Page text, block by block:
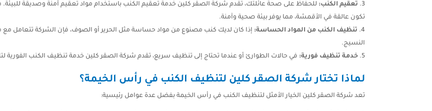
تعقيم الكنب: للحفاظ على صحة عائلتك، تقدم شركة الصقر كلين خدمة تعقيم الكنب باستخدام مواد تعقيم آمنة وصديقة للبيئة.
تكون عالقة في الأقمشة، مما يوفر بيئة صحية وآمنة.
تنظيف الكنب من المواد الحساسة: إذا كان لديك كنب مصنوع من مواد حساسة مثل الحرير أو الصوف، فإن الشركة تتعامل مع
النسيج.
خدمة تنظيف فورية: في حالات الطوارئ أو عندما تحتاج إلى تنظيف سريع، تقدم شركة الصقر كلين خدمة تنظيف الكنب الفورية
لماذا تختار شركة الصقر كلين لتنظيف الكنب في رأس الخيمة؟
تعد شركة الصقر كلين الخيار الأمثل لتنظيف الكنب في رأس الخيمة بفضل عدة عوامل رئيسية: